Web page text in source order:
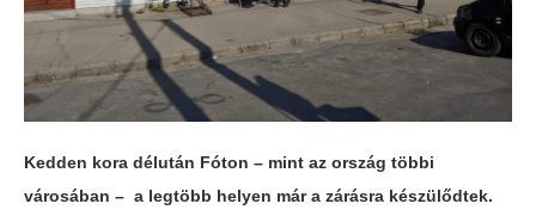
Kedden kora délután Fóton – mint az ország többi
városában – a legtöbb helyen már a zárásra készülődtek.